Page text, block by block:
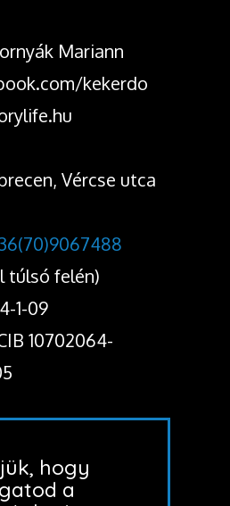
Mariann
kekerdo
Vércse utca
túlsó felén)
1-09
10702064-
hogy
a